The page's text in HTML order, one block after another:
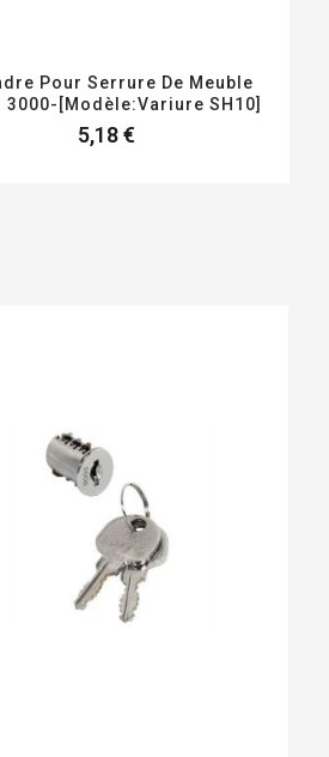
Pour Serrure De Meuble
3000-[Modèle:Variure SH10]
5,18 €